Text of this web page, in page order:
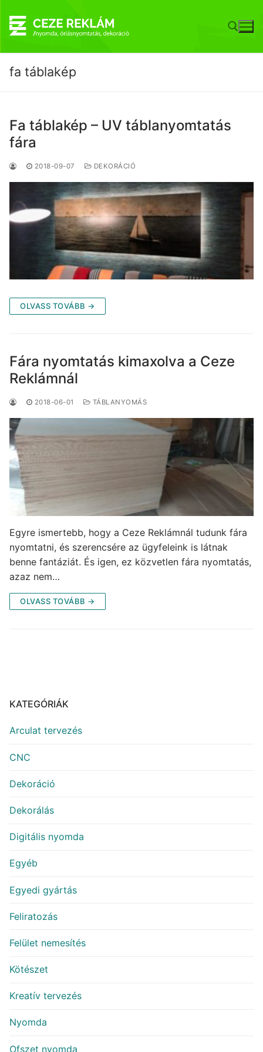
tartalomra
fa táblakép
Fa táblakép – UV táblanyomtatás
fára
2018-09-07 DEKORÁCIÓ
OLVASS TOVÁBB →
Fára nyomtatás kimaxolva a Ceze
Reklámnál
2018-06-01 TÁBLANYOMÁS
Egyre ismertebb, hogy a Ceze Reklámnál tudunk fára
nyomtatni, és szerencsére az ügyfeleink is látnak
benne fantáziát. És igen, ez közvetlen fára nyomtatás,
azaz nem…
OLVASS TOVÁBB →
KATEGÓRIÁK
Arculat tervezés
CNC
Dekoráció
Dekorálás
Digitális nyomda
Egyéb
Egyedi gyártás
Feliratozás
Felület nemesítés
Kötészet
Kreatív tervezés
Nyomda
Ofszet nyomda